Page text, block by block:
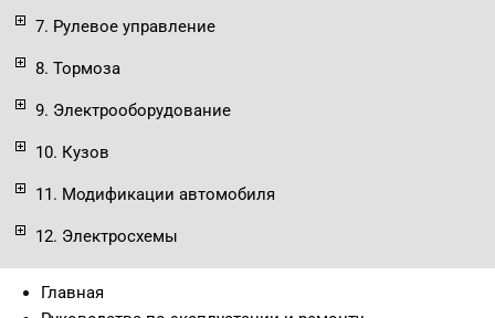
7. Рулевое управление
8. Тормоза
9. Электрооборудование
10. Кузов
11. Модификации автомобиля
12. Электросхемы
Главная